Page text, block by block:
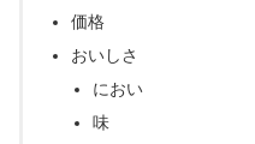
価格
おいしさ
におい
味